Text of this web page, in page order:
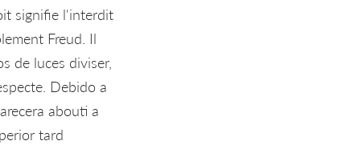
signifie l'interdit
Freud. Il
de luces diviser,
Debido a
abouti a
tard